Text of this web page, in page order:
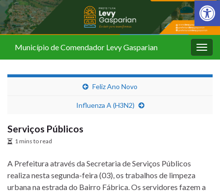
Barra de
Município de Comendador Levy Gasparian
Feliz Ano Novo
Influenza A (H3N2)
Serviços Públicos
1 mins to read
A Prefeitura através da Secretaria de Serviços Públicos
realiza nesta segunda-feira (03), os trabalhos de limpeza
urbana na estrada do Bairro Fábrica. Os servidores fazem a